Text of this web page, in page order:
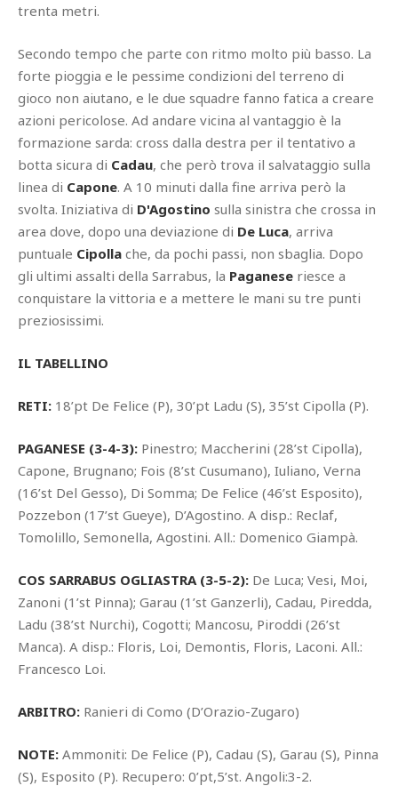
trenta metri.
Secondo tempo che parte con ritmo molto più basso. La
forte pioggia e le pessime condizioni del terreno di
gioco non aiutano, e le due squadre fanno fatica a creare
azioni pericolose. Ad andare vicina al vantaggio è la
formazione sarda: cross dalla destra per il tentativo a
botta sicura di Cadau, che però trova il salvataggio sulla
linea di Capone. A 10 minuti dalla fine arriva però la
svolta. Iniziativa di D'Agostino sulla sinistra che crossa in
area dove, dopo una deviazione di De Luca, arriva
puntuale Cipolla che, da pochi passi, non sbaglia. Dopo
gli ultimi assalti della Sarrabus, la Paganese riesce a
conquistare la vittoria e a mettere le mani su tre punti
preziosissimi.
IL TABELLINO
RETI: 18’pt De Felice (P), 30’pt Ladu (S), 35’st Cipolla (P).
PAGANESE (3-4-3): Pinestro; Maccherini (28’st Cipolla),
Capone, Brugnano; Fois (8’st Cusumano), Iuliano, Verna
(16’st Del Gesso), Di Somma; De Felice (46’st Esposito),
Pozzebon (17’st Gueye), D’Agostino. A disp.: Reclaf,
Tomolillo, Semonella, Agostini. All.: Domenico Giampà.
COS SARRABUS OGLIASTRA (3-5-2): De Luca; Vesi, Moi,
Zanoni (1’st Pinna); Garau (1’st Ganzerli), Cadau, Piredda,
Ladu (38’st Nurchi), Cogotti; Mancosu, Piroddi (26’st
Manca). A disp.: Floris, Loi, Demontis, Floris, Laconi. All.:
Francesco Loi.
ARBITRO: Ranieri di Como (D’Orazio-Zugaro)
NOTE: Ammoniti: De Felice (P), Cadau (S), Garau (S), Pinna
(S), Esposito (P). Recupero: 0’pt,5’st. Angoli:3-2.